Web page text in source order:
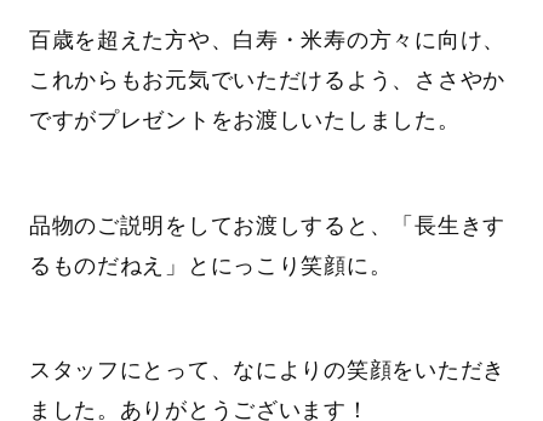
百歳を超えた方や、白寿・米寿の方々に向け、
これからもお元気でいただけるよう、ささやか
ですがプレゼントをお渡しいたしました。
品物のご説明をしてお渡しすると、「長生きす
るものだねえ」とにっこり笑顔に。
スタッフにとって、なによりの笑顔をいただき
ました。ありがとうございます！